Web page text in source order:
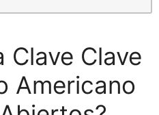
Clave Clave
Americano